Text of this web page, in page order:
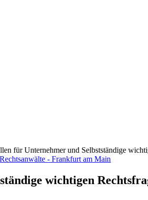
für Unternehmer und Selbstständige
wichtigen